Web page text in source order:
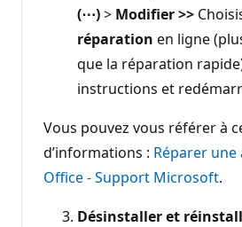
(⋯)> Modifier>>
réparation en ligne
que la réparation
instructions et
Vous pouvez vous référer à
d’informations : Réparer
Office - Support Microsoft.
Désinstaller et